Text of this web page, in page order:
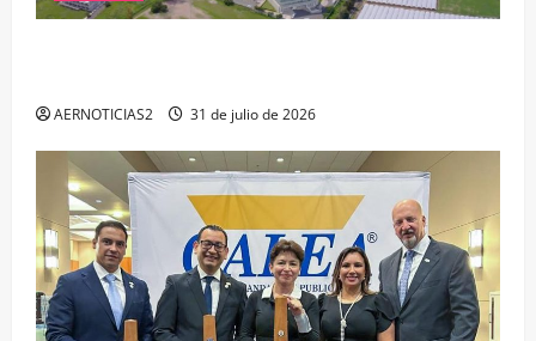
AERNOTICIAS2 31 de julio de 2026